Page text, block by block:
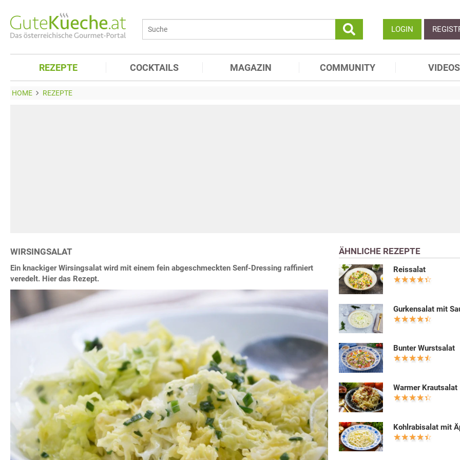
LOGIN
REZEPTE COCKTAILS MAGAZIN COMMUNITY VIDEOS
HOME REZEPTE
WIRSINGSALAT
Ein knackiger Wirsingsalat wird mit einem fein abgeschmeckten Senf-Dressing raffiniert
veredelt. Hier das Rezept.
ÄHNLICHE REZEPTE
Reissalat
Gurkensalat mit
Bunter Wurstsalat
Warmer Krautsalat
Kohlrabisalat mit